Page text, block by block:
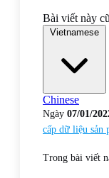
Bài viết này
Vietnamese
Chinese
Ngày 07/01/
cấp dữ liệu sản
Trong bài viết